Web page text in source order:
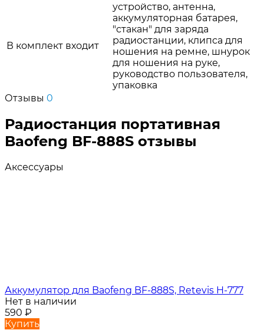
В комплект входит
устройство, антенна,
аккумуляторная батарея,
"стакан" для заряда
радиостанции, клипса для
ношения на ремне, шнурок
для ношения на руке,
руководство пользователя,
упаковка
Отзывы 0
Радиостанция портативная
Baofeng BF-888S отзывы
Аксессуары
Аккумулятор для Baofeng BF-888S, Retevis H-777
Нет в наличии
590 ₽
Купить